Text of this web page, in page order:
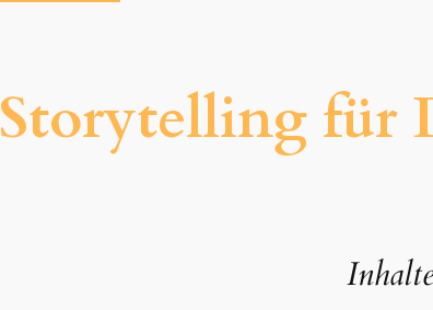
Storytelling für